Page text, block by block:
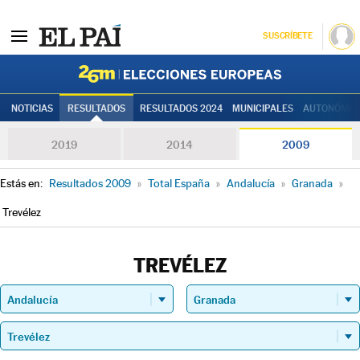
SUSCRÍBETE
NOTICIAS RESULTADOS RESULTADOS 2024 MUNICIPALES
2019 2014 2009
Estás en: Resultados 2009 » Total España » Andalucía » Granada »
Trevélez
TREVÉLEZ